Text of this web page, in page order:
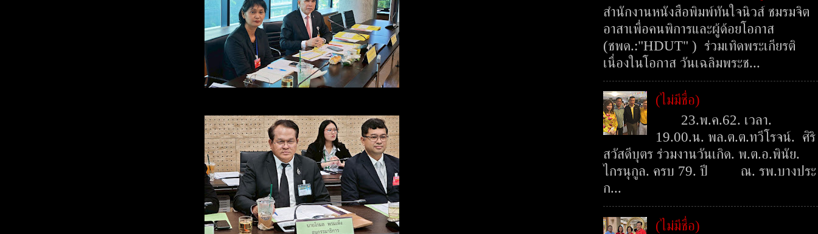
สำนักงานหนังสือพิมพ์ทันใจนิวส์ ชมรมจิต
อาสาเพื่อคนพิการและผู้ด้อยโอกาส
(ชพด.:"HDUT" ) ร่วมเทิดพระเกียรติ
เนื่องในโอกาส วันเฉลิมพระช...
(ไม่มีชื่อ)
23.พ.ค.62. เวลา.
19.00.น. พล.ต.ต.ทวีโรจน์. ศิริ
สวัสดีบุตร ร่วมงานวันเกิด. พ.ต.อ.พินัย.
ไกรนุกูล. ครบ 79. ปี ณ. รพ.บางประ
ก...
(ไม่มีชื่อ)